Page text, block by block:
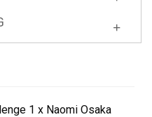
1 x Naomi Osaka